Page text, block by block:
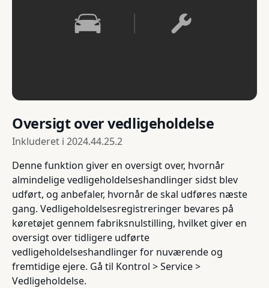
Oversigt over vedligeholdelse
Inkluderet i 2024.44.25.2
Denne funktion giver en oversigt over, hvornår
almindelige vedligeholdelseshandlinger sidst blev
udført, og anbefaler, hvornår de skal udføres næste
gang. Vedligeholdelsesregistreringer bevares på
køretøjet gennem fabriksnulstilling, hvilket giver en
oversigt over tidligere udførte
vedligeholdelseshandlinger for nuværende og
fremtidige ejere. Gå til Kontrol > Service >
Vedligeholdelse.